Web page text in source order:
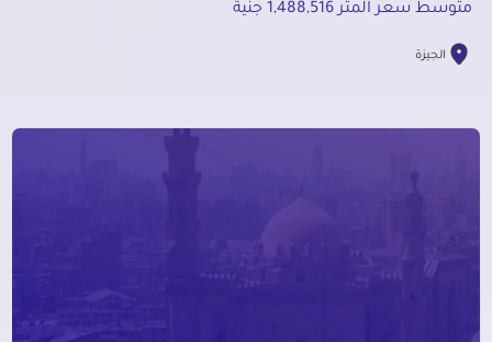
متوسط سعر المتر 1,488,516 جنية
الجيزة